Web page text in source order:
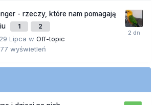
- rzeczy, które nam pomagają
1 2
29 Lipca w Off-topic
wyświetleń